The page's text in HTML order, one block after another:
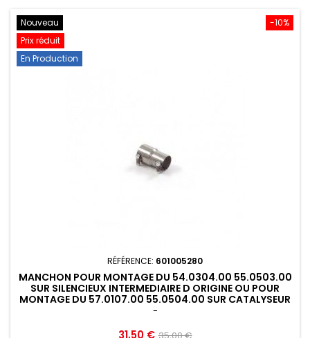
-10%
Nouveau
Prix réduit
En Production
RÉFÉRENCE: 601005280
MANCHON POUR MONTAGE DU 54.0304.00 55.0503.00
SUR SILENCIEUX INTERMEDIAIRE D ORIGINE OU POUR
MONTAGE DU 57.0107.00 55.0504.00 SUR CATALYSEUR
D...
-
Prix
31,50 € Prix